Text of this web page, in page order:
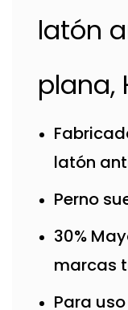
latón
plana,
latón
Perno
30%
marcas
Para